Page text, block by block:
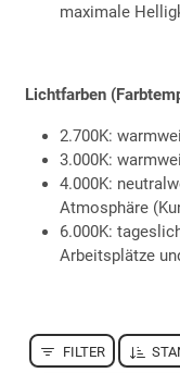
maximale
Lichtfarben
2.700K:
3.000K:
4.000K:
Atmosphäre
6.000K:
Arbeitsplätze
FILTER